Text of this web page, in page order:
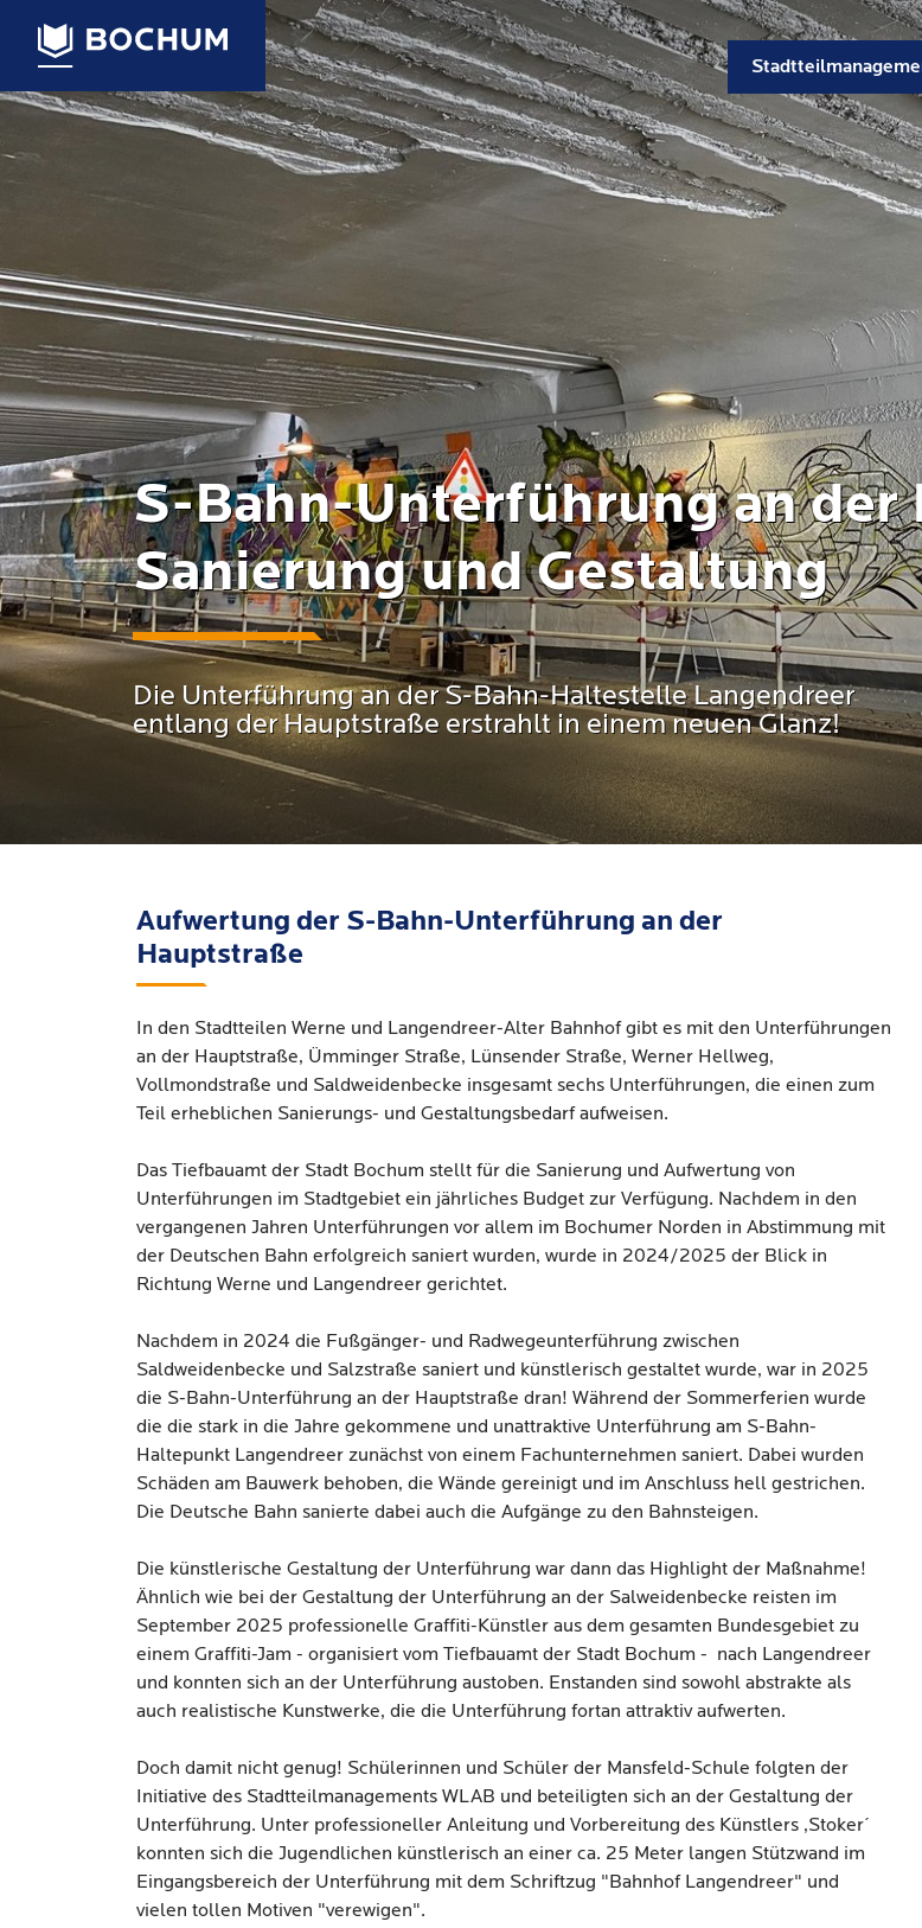
S-Bahn-Unterführung an der
Sanierung und Gestaltung
Die Unterführung an der S-Bahn-Haltestelle Langendreer
entlang der Hauptstraße erstrahlt in einem neuen Glanz!
Aufwertung der S-Bahn-Unterführung an der
Hauptstraße
In den Stadtteilen Werne und Langendreer-Alter Bahnhof gibt es mit den Unterführungen
an der Hauptstraße, Ümminger Straße, Lünsender Straße, Werner Hellweg,
Vollmondstraße und Saldweidenbecke insgesamt sechs Unterführungen, die einen zum
Teil erheblichen Sanierungs- und Gestaltungsbedarf aufweisen.
Das Tiefbauamt der Stadt Bochum stellt für die Sanierung und Aufwertung von
Unterführungen im Stadtgebiet ein jährliches Budget zur Verfügung. Nachdem in den
vergangenen Jahren Unterführungen vor allem im Bochumer Norden in Abstimmung mit
der Deutschen Bahn erfolgreich saniert wurden, wurde in 2024/2025 der Blick in
Richtung Werne und Langendreer gerichtet.
Nachdem in 2024 die Fußgänger- und Radwegeunterführung zwischen
Saldweidenbecke und Salzstraße saniert und künstlerisch gestaltet wurde, war in 2025
die S-Bahn-Unterführung an der Hauptstraße dran! Während der Sommerferien wurde
die die stark in die Jahre gekommene und unattraktive Unterführung am S-Bahn-
Haltepunkt Langendreer zunächst von einem Fachunternehmen saniert. Dabei wurden
Schäden am Bauwerk behoben, die Wände gereinigt und im Anschluss hell gestrichen.
Die Deutsche Bahn sanierte dabei auch die Aufgänge zu den Bahnsteigen.
Die künstlerische Gestaltung der Unterführung war dann das Highlight der Maßnahme!
Ähnlich wie bei der Gestaltung der Unterführung an der Salweidenbecke reisten im
September 2025 professionelle Graffiti-Künstler aus dem gesamten Bundesgebiet zu
einem Graffiti-Jam - organisiert vom Tiefbauamt der Stadt Bochum - nach Langendreer
und konnten sich an der Unterführung austoben. Enstanden sind sowohl abstrakte als
auch realistische Kunstwerke, die die Unterführung fortan attraktiv aufwerten.
Doch damit nicht genug! Schülerinnen und Schüler der Mansfeld-Schule folgten der
Initiative des Stadtteilmanagements WLAB und beteiligten sich an der Gestaltung der
Unterführung. Unter professioneller Anleitung und Vorbereitung des Künstlers ,Stoker´
konnten sich die Jugendlichen künstlerisch an einer ca. 25 Meter langen Stützwand im
Eingangsbereich der Unterführung mit dem Schriftzug "Bahnhof Langendreer" und
vielen tollen Motiven "verewigen".